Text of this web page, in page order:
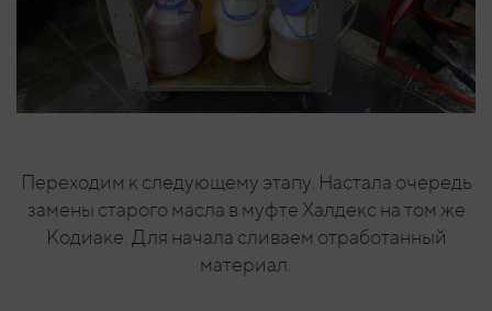
Переходим к следующему этапу. Настала очередь
замены старого масла в муфте Халдекс на том же
Кодиаке. Для начала сливаем отработанный
материал.